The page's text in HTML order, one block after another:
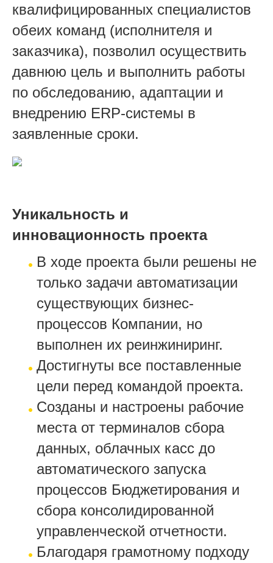
квалифицированных специалистов
обеих команд (исполнителя и
заказчика), позволил осуществить
давнюю цель и выполнить работы
по обследованию, адаптации и
внедрению ERP-системы в
заявленные сроки.
Уникальность и
инновационность проекта
В ходе проекта были решены не
только задачи автоматизации
существующих бизнес-
процессов Компании, но
выполнен их реинжиниринг.
Достигнуты все поставленные
цели перед командой проекта.
Созданы и настроены рабочие
места от терминалов сбора
данных, облачных касс до
автоматического запуска
процессов Бюджетирования и
сбора консолидированной
управленческой отчетности.
Благодаря грамотному подходу